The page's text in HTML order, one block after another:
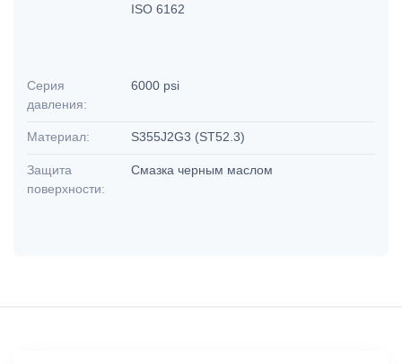
ISO 6162
Серия
давления:
6000 psi
Материал: S355J2G3 (ST52.3)
Защита
поверхности:
Смазка черным маслом